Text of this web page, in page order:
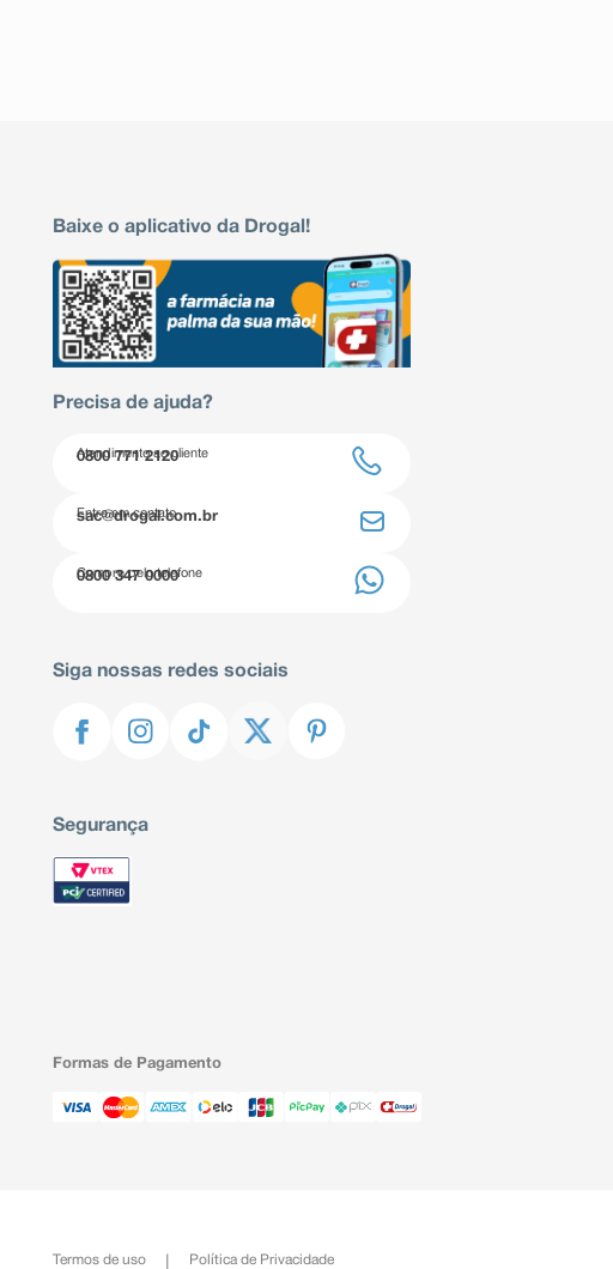
Baixe o aplicativo da Drogal!
Precisa de ajuda?
Atendimento ao cliente
0800 771 2120
Entre em contato
sac@drogal.com.br
Compre pelo telefone
0800 347 0000
Siga nossas redes sociais
Segurança
Formas de Pagamento
Termos de uso Política de Privacidade